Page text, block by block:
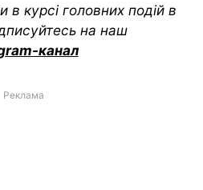
курсі головних подій в
на наш
канал
Реклама